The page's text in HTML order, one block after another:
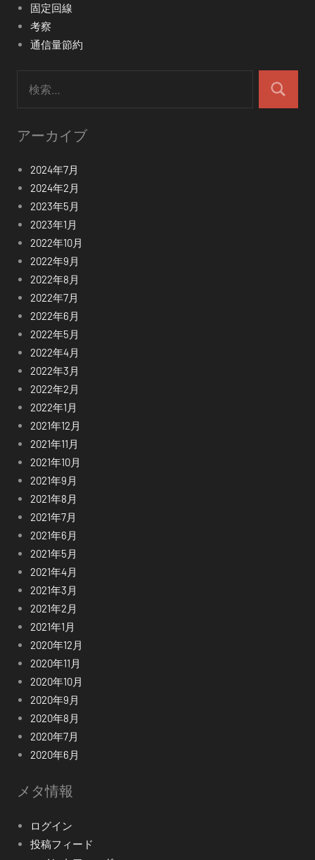
固定回線
考察
通信量節約
検
アーカイブ
2024年7月
2024年2月
2023年5月
2023年1月
2022年10月
2022年9月
2022年8月
2022年7月
2022年6月
2022年5月
2022年4月
2022年3月
2022年2月
2022年1月
2021年12月
2021年11月
2021年10月
2021年9月
2021年8月
2021年7月
2021年6月
2021年5月
2021年4月
2021年3月
2021年2月
2021年1月
2020年12月
2020年11月
2020年10月
2020年9月
2020年8月
2020年7月
2020年6月
メタ情報
ログイン
投稿フィード